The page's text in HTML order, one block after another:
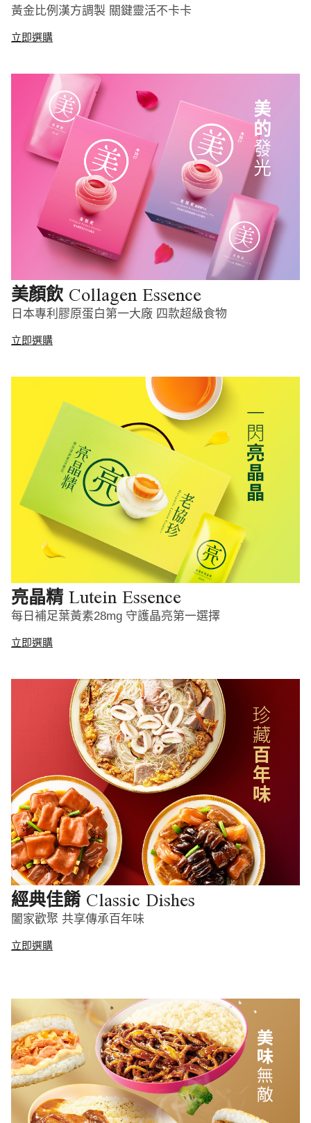
黃金比例漢方調製 關鍵靈活不卡卡
立即選購
美顏飲 Collagen Essence
日本專利膠原蛋白第一大廠 四款超級食物
立即選購
亮晶精 Lutein Essence
每日補足葉黃素28mg 守護晶亮第一選擇
立即選購
經典佳餚 Classic Dishes
闔家歡聚 共享傳承百年味
立即選購